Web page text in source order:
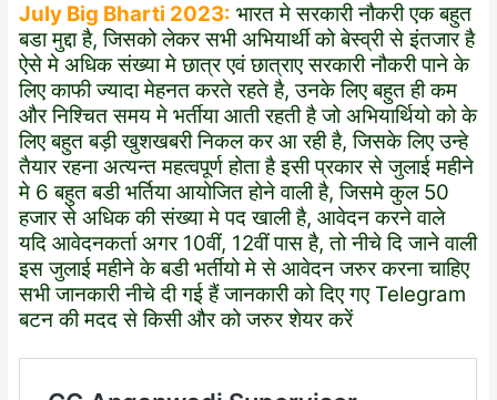
July Big Bharti 2023: भारत मे सरकारी नौकरी एक बहुत
बडा मुद्दा है, जिसको लेकर सभी अभियार्थी को बेस्व्री से इंतजार है
ऐसे मे अधिक संख्या मे छात्र एवं छात्राए सरकारी नौकरी पाने के
लिए काफी ज्यादा मेहनत करते रहते है, उनके लिए बहुत ही कम
और निश्चित समय मे भर्तीया आती रहती है जो अभियार्थियो को के
लिए बहुत बड़ी खुशखबरी निकल कर आ रही है, जिसके लिए उन्हे
तैयार रहना अत्यन्त महत्वपूर्ण होता है इसी प्रकार से जुलाई महीने
मे 6 बहुत बडी भर्तिया आयोजित होने वाली है, जिसमे कुल 50
हजार से अधिक की संख्या मे पद खाली है, आवेदन करने वाले
यदि आवेदनकर्ता अगर 10वीं, 12वीं पास है, तो नीचे दि जाने वाली
इस जुलाई महीने के बडी भर्तीयो मे से आवेदन जरुर करना चाहिए
सभी जानकारी नीचे दी गई हैं जानकारी को दिए गए Telegram
बटन की मदद से किसी और को जरुर शेयर करें